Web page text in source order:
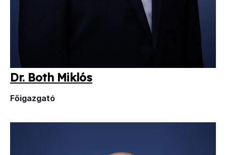
Dr. Both Mik­lós
Főigazgató